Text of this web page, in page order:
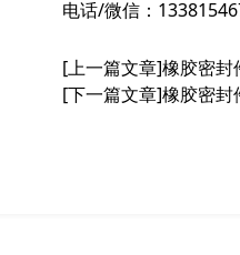
电话/微信：
[上一篇文章]橡胶密封
[下一篇文章]橡胶密封